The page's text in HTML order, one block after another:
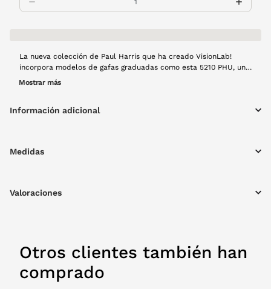
La nueva colección de Paul Harris que ha creado VisionLab!
incorpora modelos de gafas graduadas como esta 5210 PHU, una
montura de pasta con formas marcadas y en un color gris con
Mostrar más
Información adicional
Medidas
Valoraciones
Otros clientes también han
comprado